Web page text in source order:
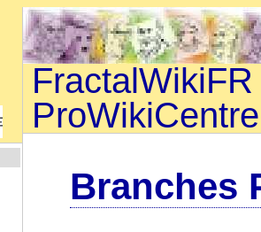
FractalWikiFR
ProWikiCentre
Branches